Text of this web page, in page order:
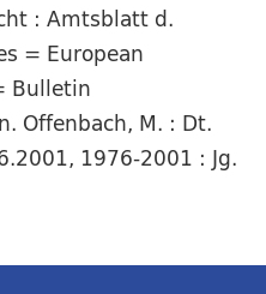
: Amtsblatt d.
= European
Bulletin
Offenbach, M. : Dt.
1976-2001 : Jg.